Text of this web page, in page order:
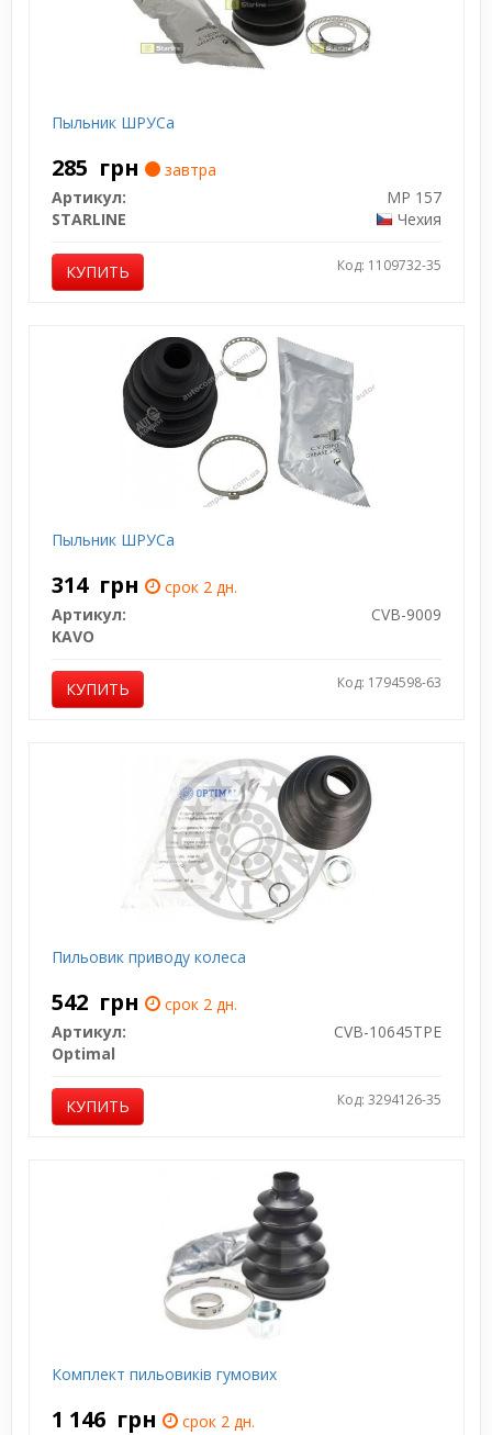
Пыльник ШРУСа
285 грн
завтра
Артикул:
MP 157
STARLINE
Чехия
КУПИТЬ Код: 1109732-35
Пыльник ШРУСа
314 грн
срок 2 дн.
Артикул:
CVB-9009
KAVO
КУПИТЬ Код: 1794598-63
Пильовик приводу колеса
542 грн
срок 2 дн.
Артикул:
CVB-10645TPE
Optimal
КУПИТЬ Код: 3294126-35
Комплект пильовиків гумових
1 146 грн
срок 2 дн.